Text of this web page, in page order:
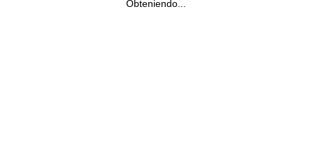
Obteniendo...